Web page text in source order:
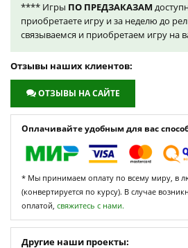
**** Игры ПО ПРЕДЗАКАЗАМ
приобретаете игру и за неделю до
связываемся и приобретаем игру на
Отзывы наших клиентов:
ОТЗЫВЫ НА САЙТЕ
Оплачивайте удобным для вас
* Мы принимаем оплату по всему миру, в
(конвертируется по курсу). В случае
оплатой, свяжитесь с нами.
Другие наши проекты: